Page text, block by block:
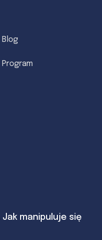
Blog
Program
Jak manipuluje się